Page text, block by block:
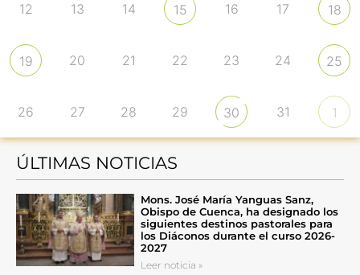
12 13 14 15 16 17 18
19 20 21 22 23 24 25
26 27 28 29 30 31 1
ÚLTIMAS NOTICIAS
Mons. José María Yanguas Sanz,
Obispo de Cuenca, ha designado los
siguientes destinos pastorales para
los Diáconos durante el curso 2026-
2027
Leer noticia »